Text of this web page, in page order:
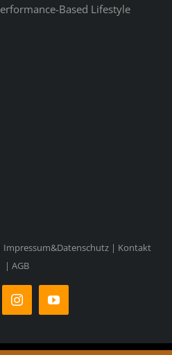
Impressum&Datenschutz| Kontakt
| AGB
InstagramYouTube